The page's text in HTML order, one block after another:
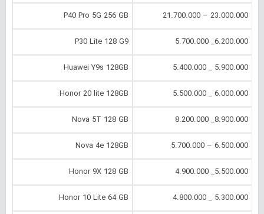
23.000.000 – 21.700.000
P40 Pro 5G 256 GB
6.200.000_ 5.700.000
P30 Lite 128 G9
5.900.000 _ 5.400.000
Huawei Y9s 128GB
6.000.000 _ 5.500.000
Honor 20 lite 128GB
8.900.000_ 8.200.000
Nova 5T 128 GB
6.500.000 – 5.700.000
Nova 4e 128GB
5.500.000_ 4.900.000
Honor 9X 128 GB
5.300.000 _ 4.800.000
Honor 10 Lite 64 GB